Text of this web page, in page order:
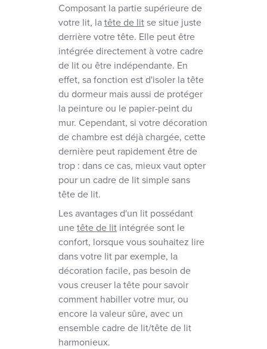
Composant la partie supérieure de
votre lit, latête de litse situe juste
derrière votre tête. Elle peut être
intégrée directement à votre cadre
de lit ou être indépendante. En
effet, sa fonction est d'isoler la tête
du dormeur mais aussi de protéger
la peinture ou le papier-peint du
mur. Cependant, si votre décoration
de chambre est déjà chargée, cette
dernière peut rapidement être de
trop : dans ce cas, mieux vaut opter
pour un cadre de lit simple sans
tête de lit.
Les avantages d'un lit possédant
unetête de lit intégrée sont le
confort, lorsque vous souhaitez lire
dans votre lit par exemple, la
décoration facile, pas besoin de
vous creuser la tête pour savoir
comment habiller votre mur, ou
encore la valeur sûre, avec un
ensemble cadre de lit/tête de lit
harmonieux.